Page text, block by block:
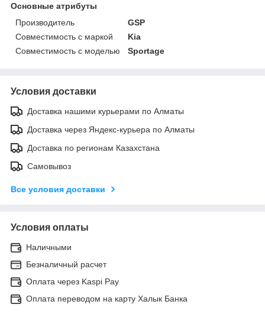
Основные атрибуты
Производитель
GSP
Совместимость с маркой
Kia
Совместимость с моделью
Sportage
Условия доставки
Доставка нашими курьерами по Алматы
Доставка через Яндекс-курьера по Алматы
Доставка по регионам Казахстана
Самовывоз
Все условия доставки
Условия оплаты
Наличными
Безналичный расчет
Оплата через Kaspi Pay
Оплата переводом на карту Халык Банка